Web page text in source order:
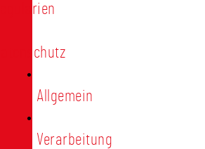
Regularien
Datenschutz
Allgemein
Verarbeitung